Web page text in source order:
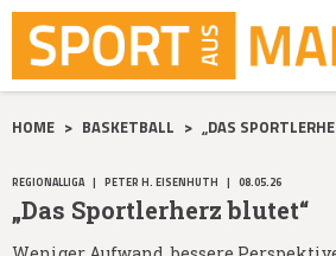
HOME > BASKETBALL > „DAS
REGIONALLIGA | PETER H. EISENHUTH | 08.05.26
„Das Sportlerherz blutet“